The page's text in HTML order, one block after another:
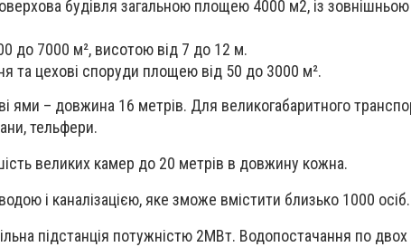
будівля загальною площею 4000 м2, із зовнішньою
до 7000 м², висотою від 7 до 12 м.
та цехові споруди площею від 50 до 3000 м².
ями – довжина 16 метрів. Для великогабаритного
тельфери.
великих камер до 20 метрів в довжину кожна.
і каналізацією, яке зможе вмістити близько 1000 осіб.
підстанція потужністю 2МВт. Водопостачання по